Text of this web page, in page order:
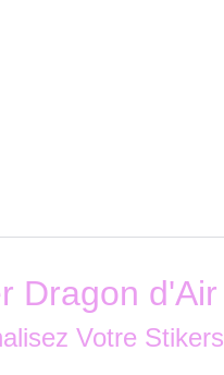
Dragon d'Air
Votre Stikers